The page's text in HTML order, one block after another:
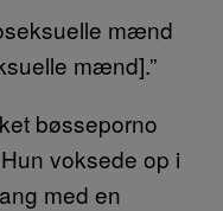
mænd
mænd].”
bøsseporno
voksede op i
med en